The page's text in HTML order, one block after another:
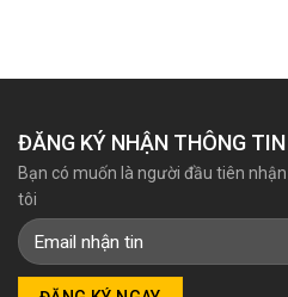
ĐĂNG KÝ NHẬN THÔNG TIN
Bạn có muốn là người đầu tiên
tôi